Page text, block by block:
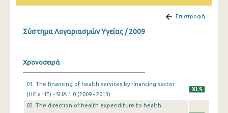
Επιστροφή
Σύστημα Λογαριασμών Υγείας / 2009
Χρονοσειρά
01. The financing of health services by financing sector
(HC x HF) - SHA 1.0 (2009 - 2013)
02. The direction of health expenditure to health